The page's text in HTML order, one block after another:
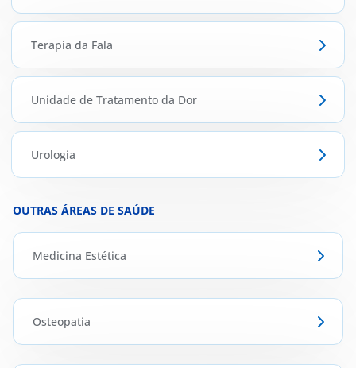
Terapia da Fala
Unidade de Tratamento da Dor
Urologia
OUTRAS ÁREAS DE SAÚDE
Medicina Estética
Osteopatia